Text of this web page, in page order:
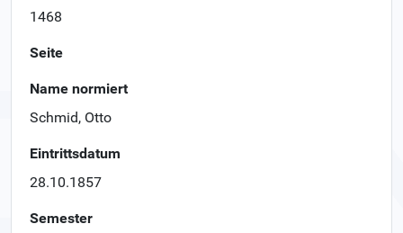
1468
Seite
Name normiert
Schmid, Otto
Eintrittsdatum
28.10.1857
Semester